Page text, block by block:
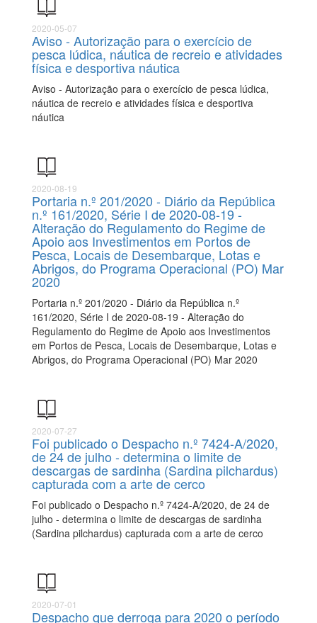
2020-05-07
Aviso - Autorização para o exercício de
pesca lúdica, náutica de recreio e atividades
física e desportiva náutica
Aviso - Autorização para o exercício de pesca lúdica,
náutica de recreio e atividades física e desportiva
náutica
2020-08-19
Portaria n.º 201/2020 - Diário da República
n.º 161/2020, Série I de 2020-08-19 -
Alteração do Regulamento do Regime de
Apoio aos Investimentos em Portos de
Pesca, Locais de Desembarque, Lotas e
Abrigos, do Programa Operacional (PO) Mar
2020
Portaria n.º 201/2020 - Diário da República n.º
161/2020, Série I de 2020-08-19 - Alteração do
Regulamento do Regime de Apoio aos Investimentos
em Portos de Pesca, Locais de Desembarque, Lotas e
Abrigos, do Programa Operacional (PO) Mar 2020
2020-07-27
Foi publicado o Despacho n.º 7424-A/2020,
de 24 de julho - determina o limite de
descargas de sardinha (Sardina pilchardus)
capturada com a arte de cerco
Foi publicado o Despacho n.º 7424-A/2020, de 24 de
julho - determina o limite de descargas de sardinha
(Sardina pilchardus) capturada com a arte de cerco
2020-07-01
Despacho que derroga para 2020 o período